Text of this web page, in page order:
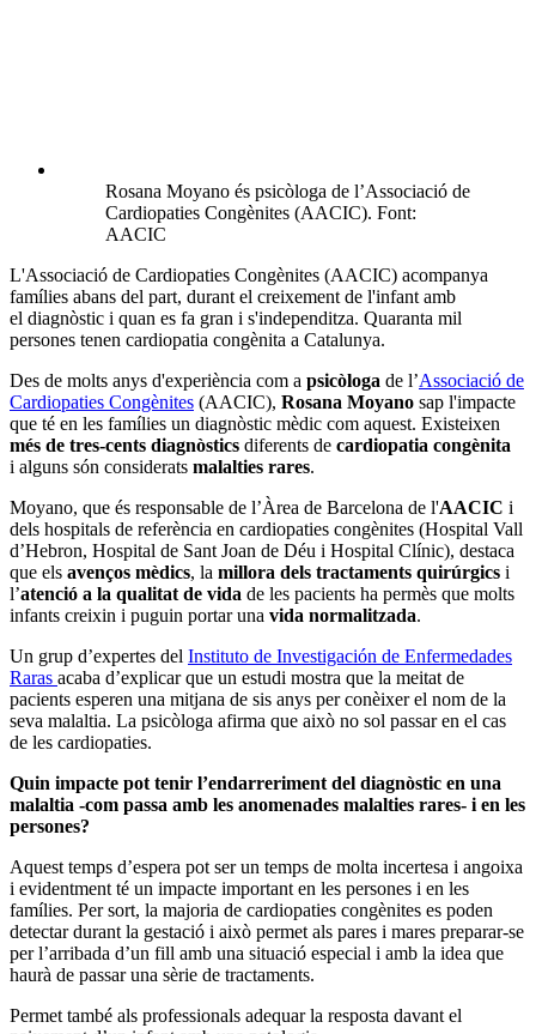
Rosana Moyano és psicòloga de l’Associació de
Cardiopaties Congènites (AACIC). Font:
AACIC
L'Associació de Cardiopaties Congènites (AACIC) acompanya
famílies abans del part, durant el creixement de l'infant amb
el diagnòstic i quan es fa gran i s'independitza. Quaranta mil
persones tenen cardiopatia congènita a Catalunya.
Des de molts anys d'experiència com a psicòloga de l’Associació de
Cardiopaties Congènites (AACIC), Rosana Moyano sap l'impacte
que té en les famílies un diagnòstic mèdic com aquest. Existeixen
més de tres-cents diagnòstics diferents de cardiopatia congènita
i alguns són considerats malalties rares.
Moyano, que és responsable de l’Àrea de Barcelona de l'AACIC i
dels hospitals de referència en cardiopaties congènites (Hospital Vall
d’Hebron, Hospital de Sant Joan de Déu i Hospital Clínic), destaca
que els avenços mèdics, la millora dels tractaments quirúrgics i
l’atenció a la qualitat de vida de les pacients ha permès que molts
infants creixin i puguin portar una vida normalitzada.
Un grup d’expertes del Instituto de Investigación de Enfermedades
Raras acaba d’explicar que un estudi mostra que la meitat de
pacients esperen una mitjana de sis anys per conèixer el nom de la
seva malaltia. La psicòloga afirma que això no sol passar en el cas
de les cardiopaties.
Quin impacte pot tenir l’endarreriment del diagnòstic en una
malaltia -com passa amb les anomenades malalties rares- i en les
persones?
Aquest temps d’espera pot ser un temps de molta incertesa i angoixa
i evidentment té un impacte important en les persones i en les
famílies. Per sort, la majoria de cardiopaties congènites es poden
detectar durant la gestació i això permet als pares i mares preparar-se
per l’arribada d’un fill amb una situació especial i amb la idea que
haurà de passar una sèrie de tractaments.
Permet també als professionals adequar la resposta davant el